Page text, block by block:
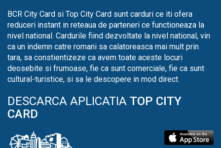
BCR City Card si Top City Card sunt carduri ce iti ofera
reduceri instant in reteaua de parteneri ce functioneaza la
nivel national. Cardurile fiind dezvoltate la nivel national, vin
ca un indemn catre romani sa calatoreasca mai mult prin
tara, sa constientizeze ca avem toate aceste locuri
deosebite si frumoase, fie ca sunt comerciale, fie ca sunt
cultural-turistice, si sa le descopere in mod direct.
DESCARCA APLICATIA TOP CITY
CARD